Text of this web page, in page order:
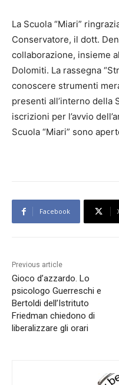
La Scuola “Miari”
Conservatore, il dott.
collaborazione, insieme
Dolomiti. La rassegna
conoscere strumenti
presenti all’interno della
iscrizioni per l’avvio
Scuola “Miari” sono
Facebook
Previous article
Gioco d’azzardo. Lo
psicologo Guerreschi e
Bertoldi dell’Istrituto
Friedman chiedono di
liberalizzare gli orari